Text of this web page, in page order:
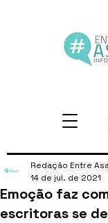
Emoção faz
escritoras se
Redação Entre
14 de jul. de 2021